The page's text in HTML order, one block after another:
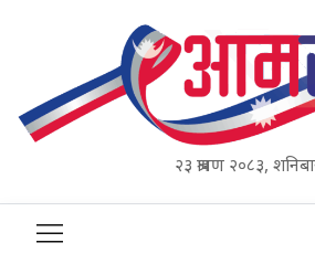
२३ श्रावण २०८३,